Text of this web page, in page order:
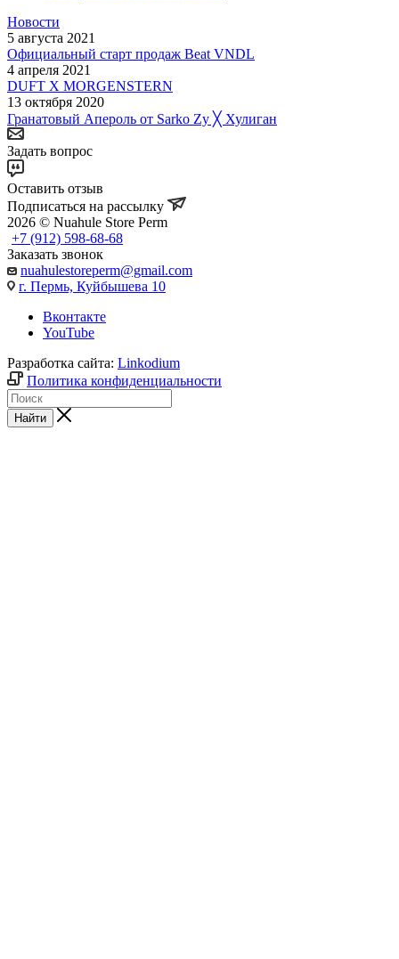
Новости
5 августа 2021
Официальный старт продаж Beat VNDL
4 апреля 2021
DUFT X MORGENSTERN
13 октября 2020
Гранатовый Апероль от Sarko Zy ╳ Хулиган
Задать вопрос
Оставить отзыв
Подписаться на рассылку
2026 © Nuahule Store Perm
+7 (912) 598-68-68
Заказать звонок
nuahulestoreperm@gmail.com
г. Пермь, Куйбышева 10
Вконтакте
YouTube
Разработка сайта: Linkodium
Политика конфиденциальности
Найти